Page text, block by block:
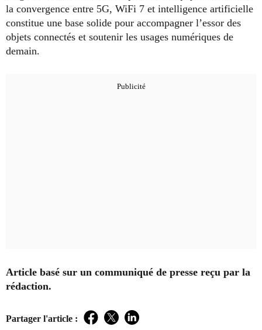
la convergence entre 5G, WiFi 7 et intelligence artificielle
constitue une base solide pour accompagner l’essor des
objets connectés et soutenir les usages numériques de
demain.
Article basé sur un communiqué de presse reçu par la
rédaction.
Partager l'article : Facebook
TwitterLinkedIn